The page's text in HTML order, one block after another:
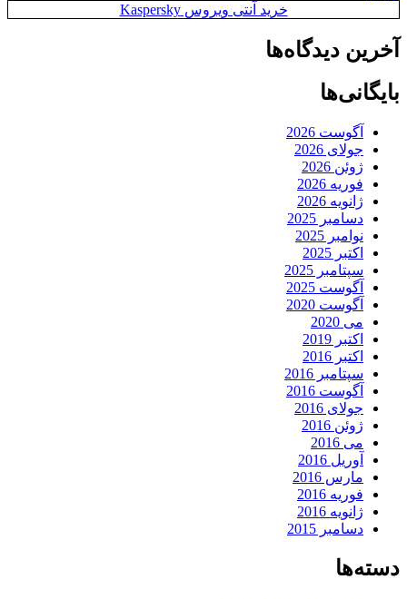
خرید آنتی ویروس Kaspersky
آخرین دیدگاه‌ها
بایگانی‌ها
آگوست 2026
جولای 2026
ژوئن 2026
فوریه 2026
ژانویه 2026
دسامبر 2025
نوامبر 2025
اکتبر 2025
سپتامبر 2025
آگوست 2025
آگوست 2020
می 2020
اکتبر 2019
اکتبر 2016
سپتامبر 2016
آگوست 2016
جولای 2016
ژوئن 2016
می 2016
آوریل 2016
مارس 2016
فوریه 2016
ژانویه 2016
دسامبر 2015
دسته‌ها